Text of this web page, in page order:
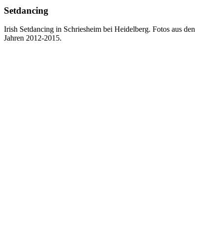
Setdancing
Irish Setdancing in Schriesheim bei Heidelberg. Fotos aus den
Jahren 2012-2015.